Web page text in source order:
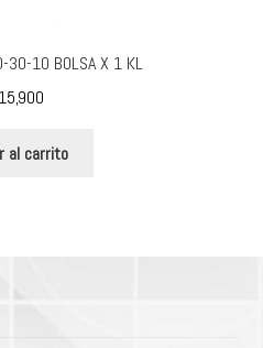
30-10 BOLSA X 1 KL
15,900
al carrito